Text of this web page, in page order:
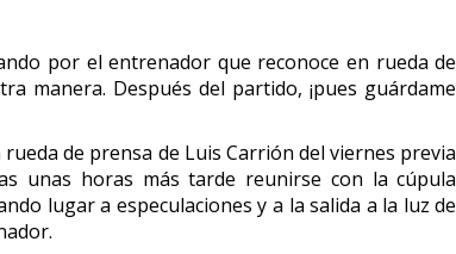
por el entrenador que reconoce en rueda de
manera. Después del partido, ¡pues guárdame
de prensa de Luis Carrión del viernes previa
unas horas más tarde reunirse con la cúpula
lugar a especulaciones y a la salida a la luz de